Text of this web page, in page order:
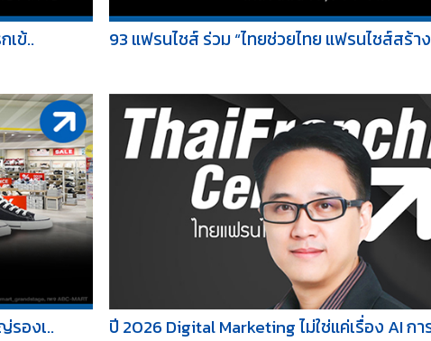
เข้.. 93 แฟรนไชส์ ร่วม “ไทยช่วยไทย แฟรนไชส์สร้า
รองเ.. ปี 2026 Digital Marketing ไม่ใช่แค่เรื่อง AI กา